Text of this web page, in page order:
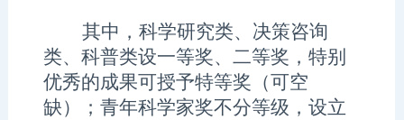
其中，科学研究类、决策咨询
类、科普类设一等奖、二等奖，特别
优秀的成果可授予特等奖（可空
缺）；青年科学家奖不分等级，设立